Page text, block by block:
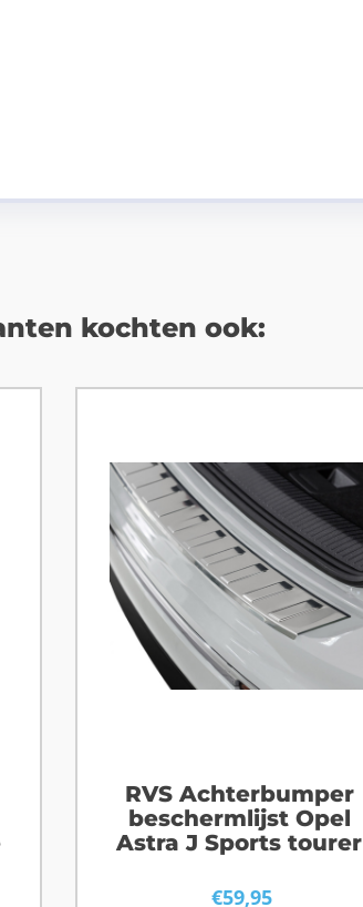
kochten ook:
RVS Achterbumper
beschermlijst Opel
Astra J Sports tourer
€59,95